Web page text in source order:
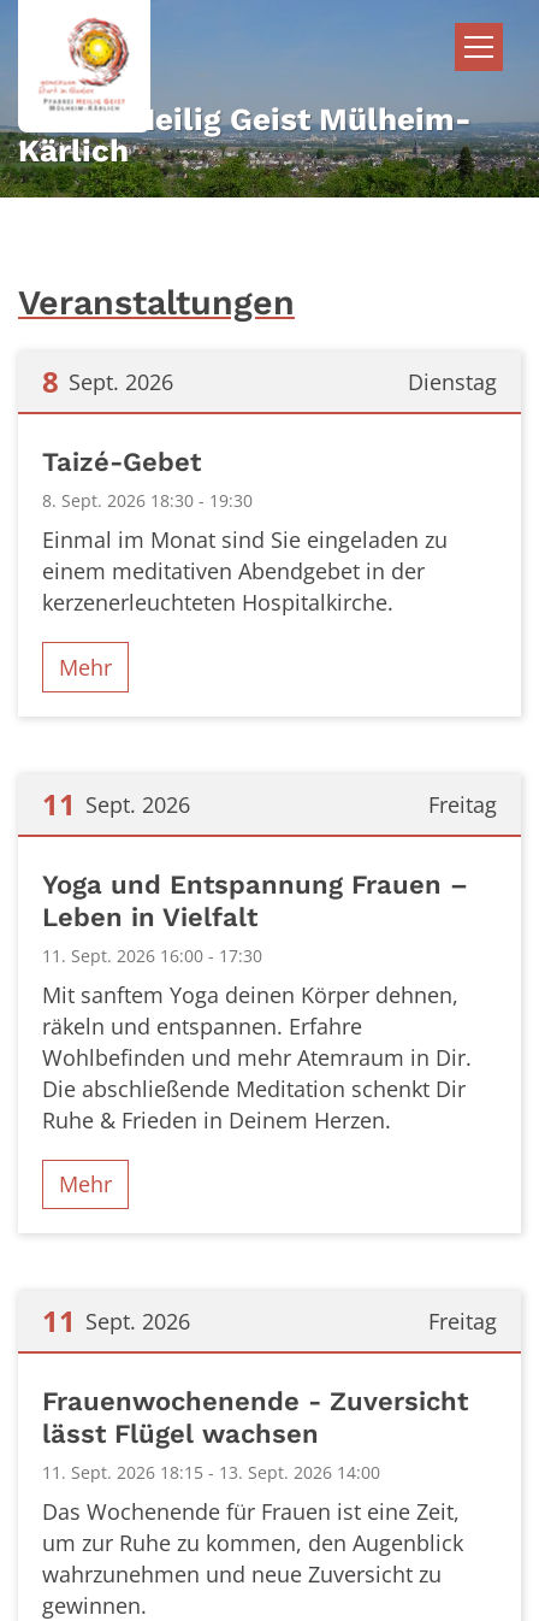
Zum Inhalt springen
Pfarrei Heilig Geist Mülheim-
Kärlich
Veranstaltungen
Dienstag
8 Sept. 2026
Taizé-Gebet
8. Sept. 2026 18:30 - 19:30
Einmal im Monat sind Sie eingeladen zu
einem meditativen Abendgebet in der
kerzenerleuchteten Hospitalkirche.
Mehr
Freitag
11 Sept. 2026
Yoga und Entspannung Frauen –
Leben in Vielfalt
11. Sept. 2026 16:00 - 17:30
Mit sanftem Yoga deinen Körper dehnen,
räkeln und entspannen. Erfahre
Wohlbefinden und mehr Atemraum in Dir.
Die abschließende Meditation schenkt Dir
Ruhe & Frieden in Deinem Herzen.
Mehr
Freitag
11 Sept. 2026
Frauenwochenende - Zuversicht
lässt Flügel wachsen
11. Sept. 2026 18:15 - 13. Sept. 2026 14:00
Das Wochenende für Frauen ist eine Zeit,
um zur Ruhe zu kommen, den Augenblick
wahrzunehmen und neue Zuversicht zu
gewinnen.